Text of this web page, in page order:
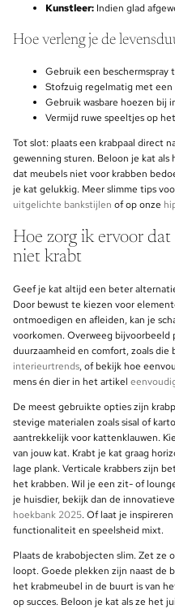
Kunstleer: Indien glad
Hoe verleng je de
Gebruik een beschermspray
Stofzuig regelmatig met
Gebruik wasbare hoezen bij
Vermijd ruwe speeltjes op
Tot slot: plaats een krabpaal direct
gewenning sturen. Beloon je kat
dat meubels niet voor krabben
je kat gelukkig. Meer slimme tips
uitgelichte bankstijlen of op onze
Hoe zorg ik ervoor
niet krabt
Geef je kat altijd een beter
Door bewust te kiezen voor
ontmoedigen en afleiden, kan je
voorkomen. Overweeg
duurzaamheid en comfort, zoals die
interieurtrends, of bekijk hoe
mens én dier in het artikel
De meest gebruikte opties zijn
stevige materialen zoals sisal of
aantrekkelijk voor kattenklauwen.
van jouw kat. Krabt je kat graag
lage plank. Verticale krabbers zijn
het krabben. Wil je een zit- of
je huisdier, bekijk dan de
hoekbank 2025. Of laat je
functionaliteit en speelsheid mixt.
Plaats de krabobjecten slim. Zet ze
loopt. Goede plekken zijn naast de
het krabmeubel in de buurt is van
op succes. Beloon je kat als ze het